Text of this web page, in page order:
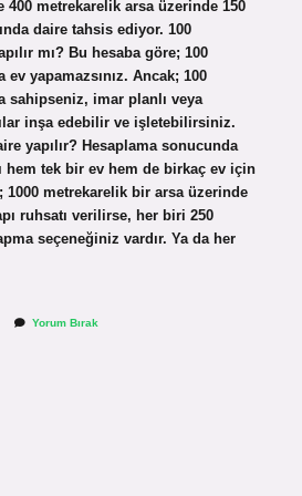
metrekarelik arsa üzerinde 150
daire tahsis ediyor. 100
mı? Bu hesaba göre; 100
yapamazsınız. Ancak; 100
sahipseniz, imar planlı veya
inşa edebilir ve işletebilirsiniz.
yapılır? Hesaplama sonucunda
hem tek bir ev hem de birkaç ev için
1000 metrekarelik bir arsa üzerinde
ruhsatı verilirse, her biri 250
seçeneğiniz vardır. Ya da her
Yorum Bırak